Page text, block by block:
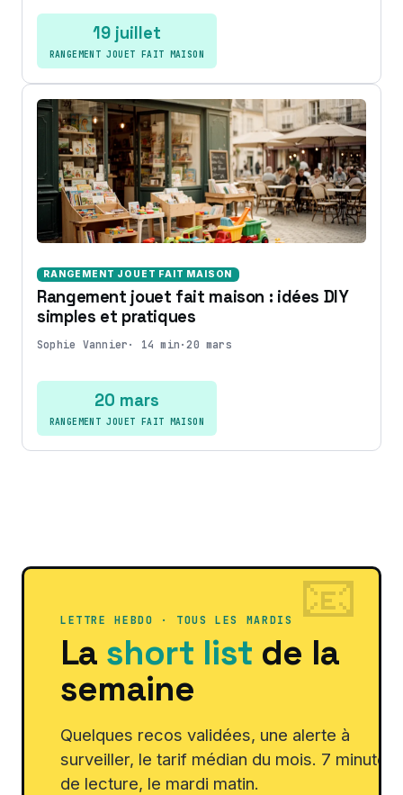
19 juillet
RANGEMENT JOUET FAIT MAISON
RANGEMENT JOUET FAIT MAISON
Rangement jouet fait maison : idées DIY
simples et pratiques
Sophie Vannier · 14 min ·20 mars
20 mars
RANGEMENT JOUET FAIT MAISON
LETTRE HEBDO · TOUS LES MARDIS
La short list de la
semaine
Quelques recos validées, une alerte à
surveiller, le tarif médian du mois. 7 minutes
de lecture, le mardi matin.